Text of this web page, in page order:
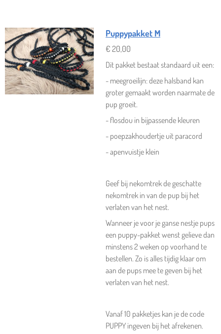
Puppypakket M
€ 20,00
Dit pakket bestaat standaard uit een:
- meegroeilijn: deze halsband kan
groter gemaakt worden naarmate de
pup groeit.
- flosdou in bijpassende kleuren
- poepzakhoudertje uit paracord
- apenvuistje klein
Geef bij nekomtrek de geschatte
nekomtrek in van de pup bij het
verlaten van het nest.
Wanneer je voor je ganse nestje pups
een puppy-pakket wenst gelieve dan
minstens 2 weken op voorhand te
bestellen. Zo is alles tijdig klaar om
aan de pups mee te geven bij het
verlaten van het nest.
Vanaf 10 pakketjes kan je de code
PUPPY ingeven bij het afrekenen.